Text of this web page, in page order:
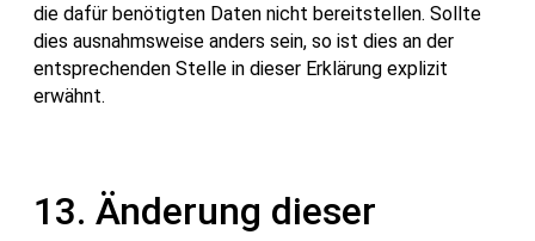
die dafür benötigten Daten nicht bereitstellen. Sollte
dies ausnahmsweise anders sein, so ist dies an der
entsprechenden Stelle in dieser Erklärung explizit
erwähnt.
13. Änderung dieser